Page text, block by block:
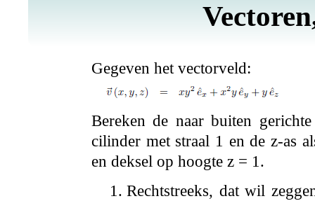
Gegeven het vectorveld:
Bereken de naar buiten
cilinder met straal 1 en de z-as
en deksel op hoogte z = 1.
Rechtstreeks, dat wil